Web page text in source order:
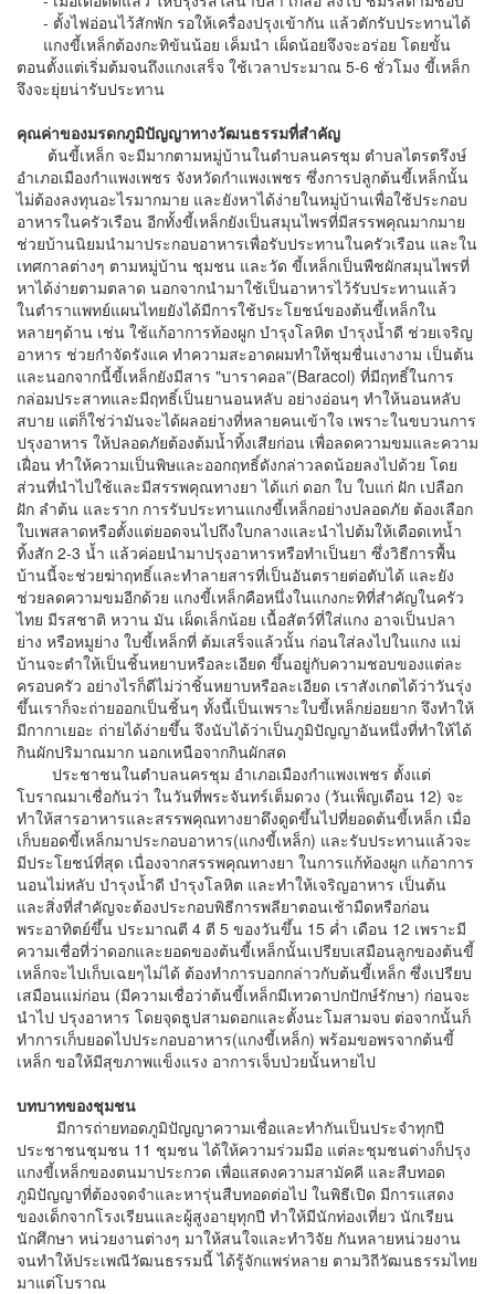
- ตั้งไฟอ่อนไว้สักพัก รอให้เครื่องปรุงเข้ากัน แล้วตักรับประทานได้
แกงขี้เหล็กต้องกะทิข้นน้อย เค็มนำ เผ็ดน้อยจึงจะอร่อย โดยขั้น
ตอนตั้งแต่เริ่มต้มจนถึงแกงเสร็จ ใช้เวลาประมาณ 5-6 ชั่วโมง ขี้เหล็ก
จึงจะยุ่ยน่ารับประทาน
คุณค่าของมรดกภูมิปัญญาทางวัฒนธรรมที่สำคัญ
ต้นขี้เหล็ก จะมีมากตามหมู่บ้านในตำบลนครชุม ตำบลไตรตรึงษ์
อำเภอเมืองกำแพงเพชร จังหวัดกำแพงเพชร ซึ่งการปลูกต้นขี้เหล็กนั้น
ไม่ต้องลงทุนอะไรมากมาย และยังหาได้ง่ายในหมู่บ้านเพื่อใช้ประกอบ
อาหารในครัวเรือน อีกทั้งขี้เหล็กยังเป็นสมุนไพรที่มีสรรพคุณมากมาย
ช่วยบ้านนิยมนำมาประกอบอาหารเพื่อรับประทานในครัวเรือน และใน
เทศกาลต่างๆ ตามหมู่บ้าน ชุมชน และวัด ขี้เหล็กเป็นพืชผักสมุนไพรที่
หาได้ง่ายตามตลาด นอกจากนำมาใช้เป็นอาหารไว้รับประทานแล้ว
ในตำราแพทย์แผนไทยยังได้มีการใช้ประโยชน์ของต้นขี้เหล็กใน
หลายๆด้าน เช่น ใช้แก้อาการท้องผูก บำรุงโลหิต บำรุงน้ำดี ช่วยเจริญ
อาหาร ช่วยกำจัดรังแค ทำความสะอาดผมทำให้ชุมชื่นเงางาม เป็นต้น
และนอกจากนี้ขี้เหล็กยังมีสาร "บาราคอล”(Baracol) ที่มีฤทธิ์ในการ
กล่อมประสาทและมีฤทธิ์เป็นยานอนหลับ อย่างอ่อนๆ ทำให้นอนหลับ
สบาย แต่ก็ใช่ว่ามันจะได้ผลอย่างที่หลายคนเข้าใจ เพราะในขบวนการ
ปรุงอาหาร ให้ปลอดภัยต้องต้มน้ำทิ้งเสียก่อน เพื่อลดความขมและความ
เฝื่อน ทำให้ความเป็นพิษและออกฤทธิ์ดังกล่าวลดน้อยลงไปด้วย โดย
ส่วนที่นำไปใช้และมีสรรพคุณทางยา ได้แก่ ดอก ใบ ใบแก่ ฝัก เปลือก
ฝัก ลำต้น และราก การรับประทานแกงขี้เหล็กอย่างปลอดภัย ต้องเลือก
ใบเพสลาดหรือตั้งแต่ยอดจนไปถึงใบกลางและนำไปต้มให้เดือดเทน้ำ
ทิ้งสัก 2-3 น้ำ แล้วค่อยนำมาปรุงอาหารหรือทำเป็นยา ซึ่งวิธีการพื้น
บ้านนี้จะช่วยฆ่าฤทธิ์และทำลายสารที่เป็นอันตรายต่อตับได้ และยัง
ช่วยลดความขมอีกด้วย แกงขี้เหล็กคือหนึ่งในแกงกะทิที่สำคัญในครัว
ไทย มีรสชาติ หวาน มัน เผ็ดเล็กน้อย เนื้อสัตว์ที่ใส่แกง อาจเป็นปลา
ย่าง หรือหมูย่าง ใบขี้เหล็กที่ ต้มเสร็จแล้วนั้น ก่อนใส่ลงไปในแกง แม่
บ้านจะตำให้เป็นชิ้นหยาบหรือละเอียด ขึ้นอยู่กับความชอบของแต่ละ
ครอบครัว อย่างไรก็ดีไม่ว่าชิ้นหยาบหรือละเอียด เราสังเกตได้ว่าวันรุ่ง
ขึ้นเราก็จะถ่ายออกเป็นชิ้นๆ ทั้งนี้เป็นเพราะใบขี้เหล็กย่อยยาก จึงทำให้
มีกากาเยอะ ถ่ายได้ง่ายขึ้น จึงนับได้ว่าเป็นภูมิปัญญาอันหนึ่งที่ทำให้ได้
กินผักปริมาณมาก นอกเหนือจากกินผักสด
ประชาชนในตำบลนครชุม อำเภอเมืองกำแพงเพชร ตั้งแต่
โบราณมาเชื่อกันว่า ในวันที่พระจันทร์เต็มดวง (วันเพ็ญเดือน 12) จะ
ทำให้สารอาหารและสรรพคุณทางยาดึงดูดขึ้นไปที่ยอดต้นขี้เหล็ก เมื่อ
เก็บยอดขี้เหล็กมาประกอบอาหาร(แกงขี้เหล็ก) และรับประทานแล้วจะ
มีประโยชน์ที่สุด เนื่องจากสรรพคุณทางยา ในการแก้ท้องผูก แก้อาการ
นอนไม่หลับ บำรุงน้ำดี บำรุงโลหิต และทำให้เจริญอาหาร เป็นต้น
และสิ่งที่สำคัญจะต้องประกอบพิธีการพลียาตอนเช้ามืดหรือก่อน
พระอาทิตย์ขึ้น ประมาณตี 4 ตี 5 ของวันขึ้น 15 ค่ำ เดือน 12 เพราะมี
ความเชื่อที่ว่าดอกและยอดของต้นขี้เหล็กนั้นเปรียบเสมือนลูกของต้นขี้
เหล็กจะไปเก็บเฉยๆไม่ได้ ต้องทำการบอกกล่าวกับต้นขี้เหล็ก ซึ่งเปรียบ
เสมือนแม่ก่อน (มีความเชื่อว่าต้นขี้เหล็กมีเทวดาปกปักษ์รักษา) ก่อนจะ
นำไป ปรุงอาหาร โดยจุดธูปสามดอกและตั้งนะโมสามจบ ต่อจากนั้นก็
ทำการเก็บยอดไปประกอบอาหาร(แกงขี้เหล็ก) พร้อมขอพรจากต้นขี้
เหล็ก ขอให้มีสุขภาพแข็งแรง อาการเจ็บป่วยนั้นหายไป
บทบาทของชุมชน
มีการถ่ายทอดภูมิปัญญาความเชื่อและทำกันเป็นประจำทุกปี
ประชาชนชุมชน 11 ชุมชน ได้ให้ความร่วมมือ แต่ละชุมชนต่างก็ปรุง
แกงขี้เหล็กของตนมาประกวด เพื่อแสดงความสามัคคี และสืบทอด
ภูมิปัญญาที่ต้องจดจำและหารุ่นสืบทอดต่อไป ในพิธีเปิด มีการแสดง
ของเด็กจากโรงเรียนและผู้สูงอายุทุกปี ทำให้มีนักท่องเที่ยว นักเรียน
นักศึกษา หน่วยงานต่างๆ มาให้สนใจและทำวิจัย กันหลายหน่วยงาน
จนทำให้ประเพณีวัฒนธรรมนี้ ได้รู้จักแพร่หลาย ตามวิถีวัฒนธรรมไทย
มาแต่โบราณ